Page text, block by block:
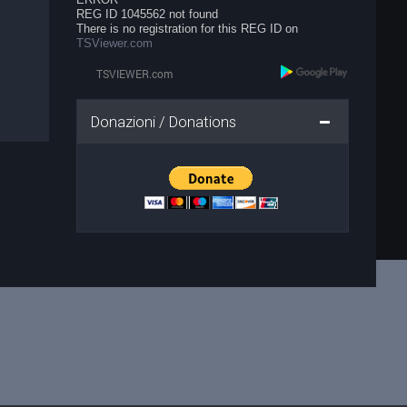
REG ID 1045562 not found
There is no registration for this REG ID on
TSViewer.com
Donazioni / Donations